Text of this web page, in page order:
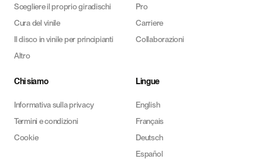
Scegliere il proprio giradischi
Cura del vinile
Il disco in vinile per principianti
Altro
Pro
Carriere
Collaborazioni
Chi siamo
Informativa sulla privacy
Termini e condizioni
Cookie
Lingue
English
Français
Deutsch
Español